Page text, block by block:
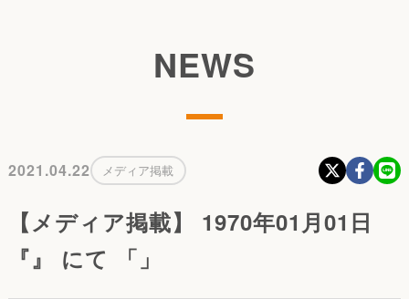
NEWS
2021.04.22 メディア掲載
【メディア掲載】 1970年01月01日
『』 にて 「」